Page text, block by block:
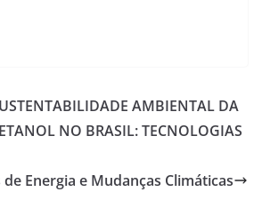
AMBIENTAL DA
NO BRASIL: TECNOLOGIAS
Energia e Mudanças Climáticas